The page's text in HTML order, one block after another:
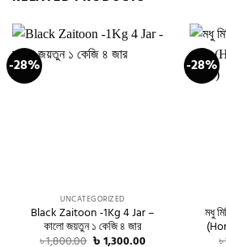
-28%
UNCATEGORIZED
Black Zaitoon -1Kg 4 Jar –
কালো জয়তুন ১ কেজি ৪ জার
৳1,800.00 Original
৳1,300.00Current
-28%
মধু
৳